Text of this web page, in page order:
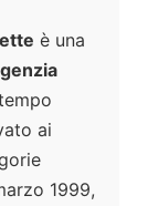
è una
ai
1999,